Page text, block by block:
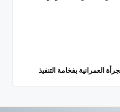
العمرانية بفخامة التنفيذ